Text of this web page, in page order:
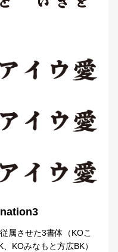
属させた3書体（KOこ
KOみなもと方広BK）